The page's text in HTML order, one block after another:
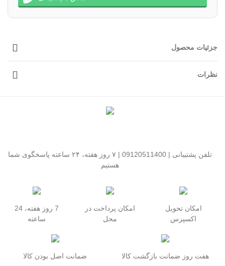
جزئیات محصول
نظرات
تلفن پشتیبانی | 09120511400 | ۷ روز هفته، ۲۴ ساعته پاسخگوی شما
هستیم
امکان تحویل
اکسپرس
امکان پرداخت در
محل
7 روز هفته، 24
ساعته
هفت روز ضمانت بازگشت کالا ضمانت اصل بودن کالا